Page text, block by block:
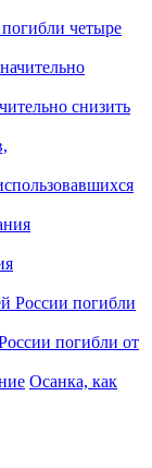
четыре
снизить
погибли от
Осанка, как